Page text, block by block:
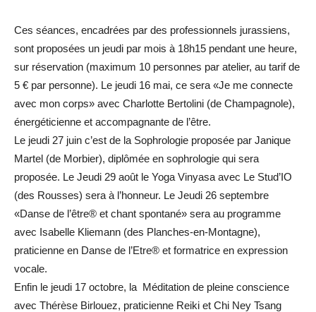
Ces séances, encadrées par des professionnels jurassiens,
sont proposées un jeudi par mois à 18h15 pendant une heure,
sur réservation (maximum 10 personnes par atelier, au tarif de
5 € par personne). Le jeudi 16 mai, ce sera «Je me connecte
avec mon corps» avec Charlotte Bertolini (de Champagnole),
énergéticienne et accompagnante de l’être.
Le jeudi 27 juin c’est de la Sophrologie proposée par Janique
Martel (de Morbier), diplômée en sophrologie qui sera
proposée. Le Jeudi 29 août le Yoga Vinyasa avec Le Stud’IO
(des Rousses) sera à l’honneur. Le Jeudi 26 septembre
«Danse de l’être® et chant spontané» sera au programme
avec Isabelle Kliemann (des Planches-en-Montagne),
praticienne en Danse de l’Etre® et formatrice en expression
vocale.
Enfin le jeudi 17 octobre, la Méditation de pleine conscience
avec Thérèse Birlouez, praticienne Reiki et Chi Ney Tsang